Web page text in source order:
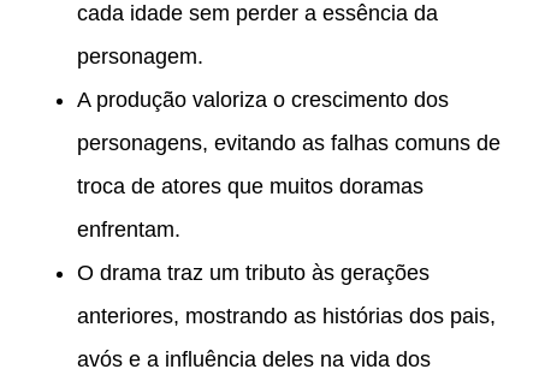
cada idade sem perder a essência da
personagem.
A produção valoriza o crescimento dos
personagens, evitando as falhas comuns de
troca de atores que muitos doramas
enfrentam.
O drama traz um tributo às gerações
anteriores, mostrando as histórias dos pais,
avós e a influência deles na vida dos